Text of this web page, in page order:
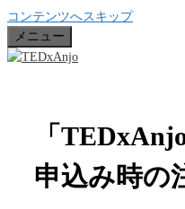
コンテンツへスキップ
メニュー
「
申込み時の